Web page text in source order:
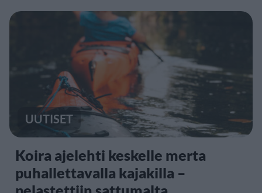
UUTISET
Koira ajelehti keskelle merta
puhallettavalla kajakilla –